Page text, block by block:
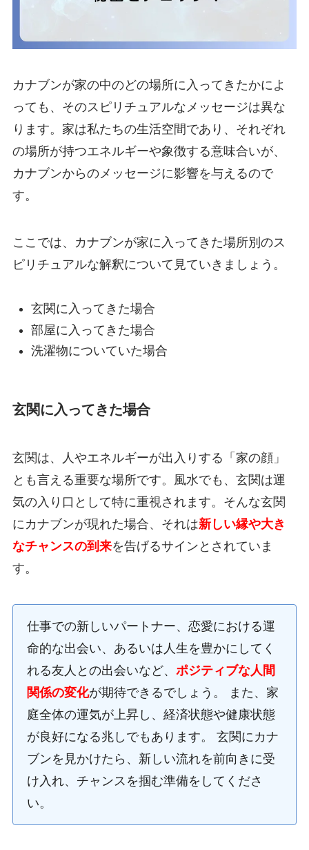
カナブンが家の中のどの場所に入ってきたかによ
っても、そのスピリチュアルなメッセージは異な
ります。家は私たちの生活空間であり、それぞれ
の場所が持つエネルギーや象徴する意味合いが、
カナブンからのメッセージに影響を与えるので
す。
ここでは、カナブンが家に入ってきた場所別のス
ピリチュアルな解釈について見ていきましょう。
玄関に入ってきた場合
部屋に入ってきた場合
洗濯物についていた場合
玄関に入ってきた場合
玄関は、人やエネルギーが出入りする「家の顔」
とも言える重要な場所です。風水でも、玄関は運
気の入り口として特に重視されます。そんな玄関
にカナブンが現れた場合、それは新しい縁や大き
なチャンスの到来を告げるサインとされていま
す。
仕事での新しいパートナー、恋愛における運
命的な出会い、あるいは人生を豊かにしてく
れる友人との出会いなど、 ポジティブな人間
関係の変化が期待できるでしょう。 また、家
庭全体の運気が上昇し、経済状態や健康状態
が良好になる兆しでもあります。 玄関にカナ
ブンを見かけたら、新しい流れを前向きに受
け入れ、チャンスを掴む準備をしてくださ
い。